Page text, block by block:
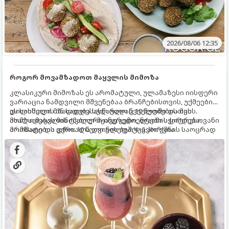
2026/08/06 12:35
როგორ მოვამზადოთ მაყვლის მიმოზა
კლასიკური მიმოზას ეს არომატული, ულამაზესი იისფერი
ვარიაცია ნამდვილი მშვენებაა ბრანჩებისთვის, უქმეების
დილისთვის ან სადღესასწაულო წვეულებებისთვის.
ახალი მაყვლის ტკბილ-მჟავე გემო, ლაიმის ციტრუსოვანი
არომატი და ცქრიალა ღვინის ბუშტუკები ქმნის საოცრად
დახვეწილ და მაგრილებელ კოქტეილს.
ეს სასმელი მზადდება სულ რაღაც 10 წუთში და მის
მომზადებას მინიმალური ინგრედიენტები სჭირდება.
მომზადების დრო: 10 წუთი ულუფა: 4–6 პორცია